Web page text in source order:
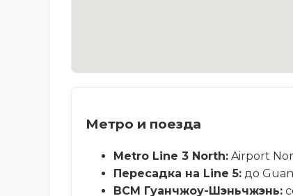
Метро и поезда
Metro Line 3 North: Airport
Пересадка на Line 5: до
ВСМ Гуанчжоу-Шэньчжэнь: